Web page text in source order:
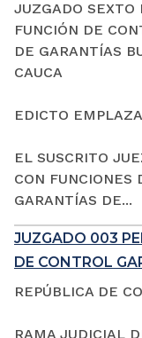
JUZGADO SEXTO
FUNCIÓN DE
DE GARANTÍAS
CAUCA
EDICTO
EL SUSCRITO
CON FUNCIONES
GARANTÍAS DE...
JUZGADO 003
DE CONTROL
REPÚBLICA DE
RAMA JUDICIAL